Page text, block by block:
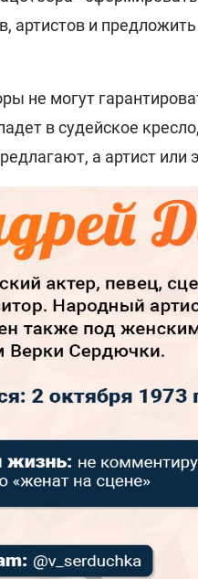
артистов и
не могут
в судейское
а артист или